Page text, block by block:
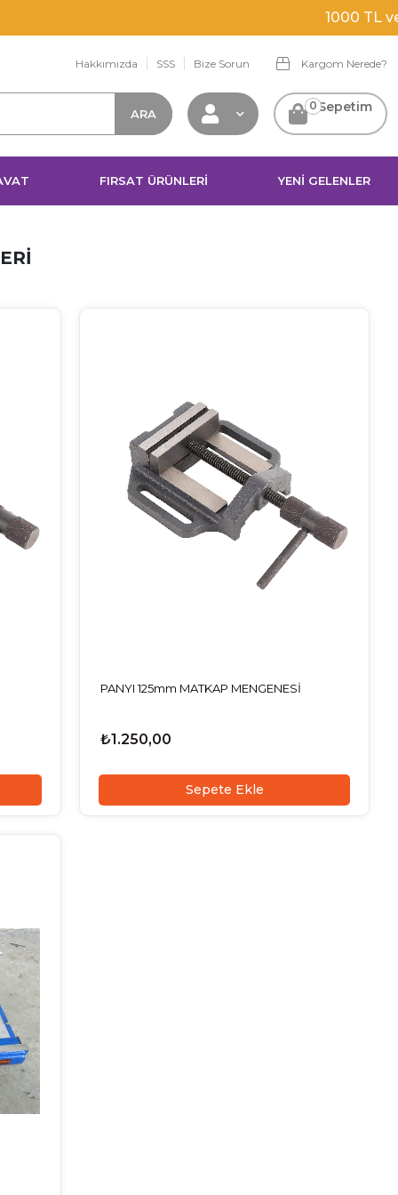
Hakkımızda SSS Bize Sorun Kargom Nerede?
Sepetim
0
FIRSAT ÜRÜNLERİ YENİ GELENLER
PANYI 125mm MATKAP MENGENESİ
₺1.250,00
Sepete Ekle